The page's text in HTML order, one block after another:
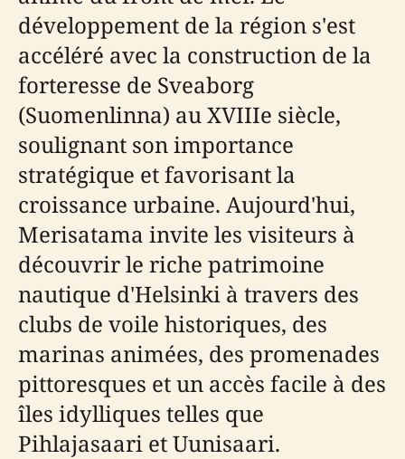
développement de la région s'est
accéléré avec la construction de la
forteresse de Sveaborg
(Suomenlinna) au XVIIIe siècle,
soulignant son importance
stratégique et favorisant la
croissance urbaine. Aujourd'hui,
Merisatama invite les visiteurs à
découvrir le riche patrimoine
nautique d'Helsinki à travers des
clubs de voile historiques, des
marinas animées, des promenades
pittoresques et un accès facile à des
îles idylliques telles que
Pihlajasaari et Uunisaari.